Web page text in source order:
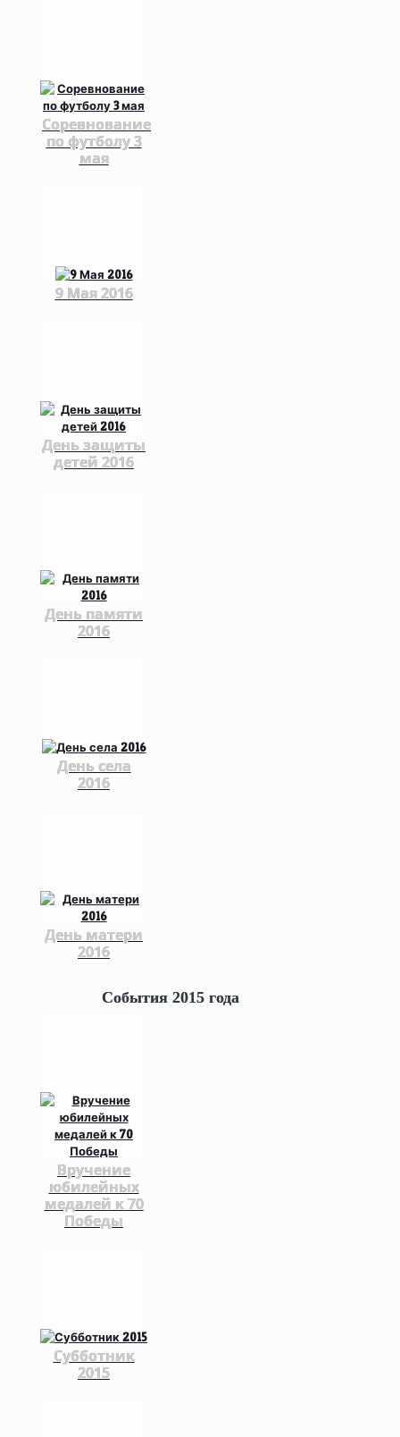
Соревнование
по футболу 3
мая
9 Мая 2016
День защиты
детей 2016
День памяти
2016
День села
2016
День матери
2016
События 2015 года
Вручение
юбилейных
медалей к 70
Победы
Субботник
2015